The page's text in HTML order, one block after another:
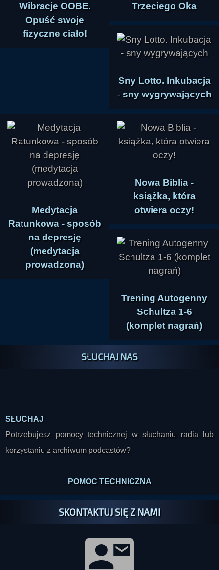
Wibracje OOBE.
Opuść swoje
fizyczne ciało!
Trzeciego Oka
Sny Lotto. Inkubacja
- sny wygrywających
Medytacja
Ratunkowa - sposób
na depresję
(medytacja
prowadzona)
Nowa Biblia -
książka, która
otwiera oczy!
Trening Autogenny
Schultza 1-6
(komplet nagrań)
SŁUCHAJ NAS
SŁUCHAJ
Potrzebujesz pomocy technicznej w słuchaniu radia lub
korzystaniu z archiwum podcastów?
POMOC TECHNICZNA
SKONTAKTUJ SIĘ Z NAMI